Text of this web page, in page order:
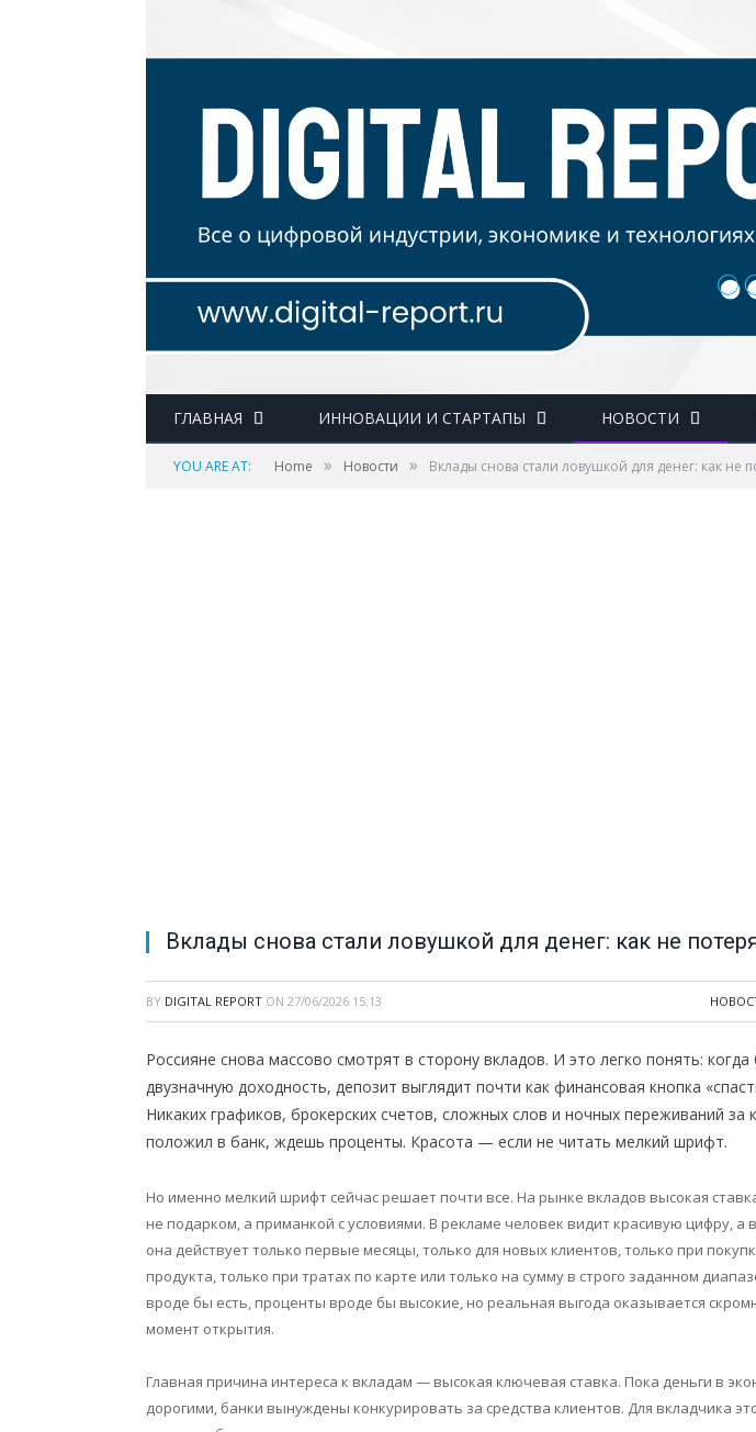
ГЛАВНАЯ ИННОВАЦИИ И СТАРТАПЫ НОВОСТИ
YOU ARE AT: Home » Новости » Вклады снова стали ловушкой для денег: как не
Вклады снова стали ловушкой для денег: как не
BY DIGITAL REPORT ON 27/06/2026 15:13
Россияне снова массово смотрят в сторону вкладов. И это легко понять:
двузначную доходность, депозит выглядит почти как финансовая кнопка
Никаких графиков, брокерских счетов, сложных слов и ночных переживаний за
положил в банк, ждешь проценты. Красота — если не читать мелкий шрифт.
Но именно мелкий шрифт сейчас решает почти все. На рынке вкладов высокая
не подарком, а приманкой с условиями. В рекламе человек видит красивую цифру, а
она действует только первые месяцы, только для новых клиентов, только при
продукта, только при тратах по карте или только на сумму в строго заданном
вроде бы есть, проценты вроде бы высокие, но реальная выгода оказывается
момент открытия.
Главная причина интереса к вкладам — высокая ключевая ставка. Пока деньги в
дорогими, банки вынуждены конкурировать за средства клиентов. Для вкладчика